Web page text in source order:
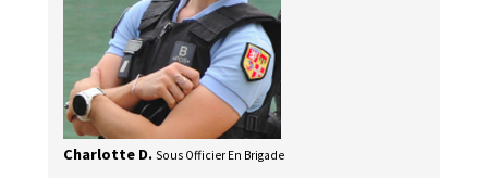
Charlotte D. Sous Officier En Brigade